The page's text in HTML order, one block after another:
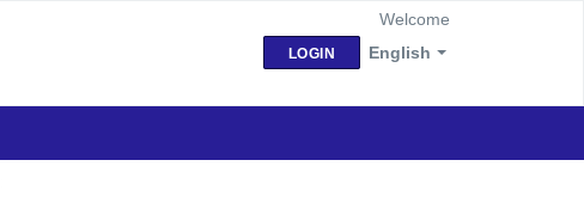
English
Welcome
LOGIN